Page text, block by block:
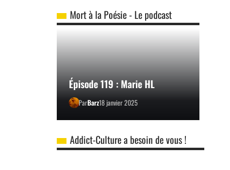
Mort à la Poésie - Le podcast
Épisode 119 : Marie HL
ParBarz18 janvier 2025
Addict-Culture a besoin de vous !